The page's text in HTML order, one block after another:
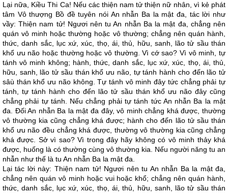
Lại nữa, Kiều Thi Ca! Nếu các thiện nam tử thiện nữ nhân, vì kẻ phát
tâm Vô thượng Bồ đề tuyên nói An nhẫn Ba la mật đa, tác lời như
vầy: Thiện nam tử! Ngươi nên tu An nhẫn Ba la mật đa, chẳng nên
quán vô minh hoặc thường hoặc vô thường; chẳng nên quán hành,
thức, danh sắc, lục xứ, xúc, thọ, ái, thủ, hữu, sanh, lão tử sầu thán
khổ ưu não hoặc thường hoặc vô thường. Vì cớ sao? Vì vô minh, tự
tánh vô minh không; hành, thức, danh sắc, lục xứ, xúc, thọ, ái, thủ,
hữu, sanh, lão tử sầu thán khổ ưu não, tự tánh hành cho đến lão tử
sâù thán khổ ưu não không. Tự tánh vô minh đây tức chẳng phải tự
tánh, tự tánh hành cho đến lão tử sầu thán khổ ưu não đây cũng
chẳng phải tự tánh. Nếu chẳng phải tự tánh tức An nhẫn Ba la mật
đa. Đối An nhẫn Ba la mật đa đây, vô minh chẳng khá được, thường
vô thường kia cũng chẳng khá được; hành cho đến lão tử sầu thán
khổ ưu não đều chẳng khá được, thường vô thường kia cũng chẳng
khá được. Sở vì sao? Vì trong đây hãy không có vô minh thảy khá
được, huống là có thường cùng vô thường kia. Nếu người năng tu an
nhẫn như thế là tu An nhẫn Ba la mật đa.
Lại tác lời này: Thiện nam tử! Ngươi nên tu An nhẫn Ba la mật đa,
chẳng nên quán vô minh hoặc vui hoặc khổ; chẳng nên quán hành,
thức, danh sắc, lục xứ, xúc, thọ, ái, thủ, hữu, sanh, lão tử sầu thán